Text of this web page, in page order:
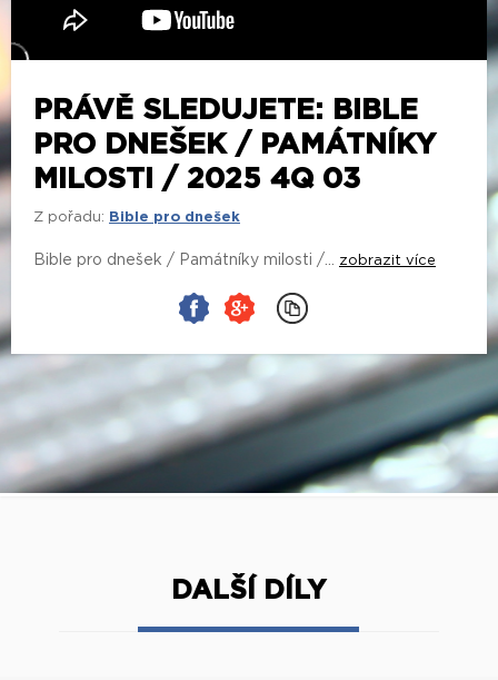
PRÁVĚ SLEDUJETE: BIBLE
PRO DNEŠEK / PAMÁTNÍKY
MILOSTI / 2025 4Q 03
Z pořadu: Bible pro dnešek
Bible pro dnešek / Památníky milosti /... zobrazit více
DALŠÍ DÍLY